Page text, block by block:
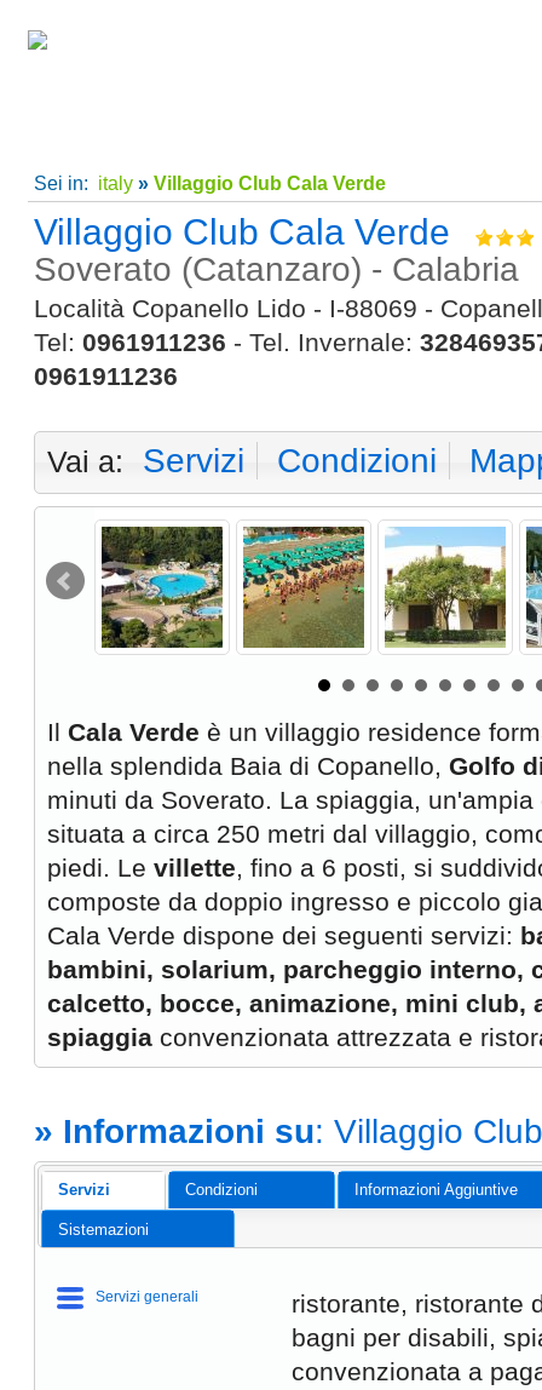
Sei in: italy» Villaggio Club Cala Verde
Villaggio Club Cala Verde
Soverato (Catanzaro) - Calabria
Località Copanello Lido - I-88069 -
Tel: 0961911236 - Tel. Invernale:
0961911236
Vai a: Servizi Condizioni
Il Cala Verde è un villaggio residence
nella splendida Baia di Copanello, Golfo
minuti da Soverato. La spiaggia,
situata a circa 250 metri dal villaggio,
piedi. Le villette, fino a 6 posti, si
composte da doppio ingresso e piccolo
Cala Verde dispone dei seguenti servizi:
bambini, solarium, parcheggio interno,
calcetto, bocce, animazione, mini club,
spiaggiaconvenzionata attrezzata e
» Informazioni su: Villaggio
Servizi Condizioni Informazioni Aggiuntive
Sistemazioni
Servizi generali
ristorante, ristorante
bagni per disabili,
convenzionata a